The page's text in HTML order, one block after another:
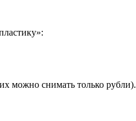
можно снимать только рубли).